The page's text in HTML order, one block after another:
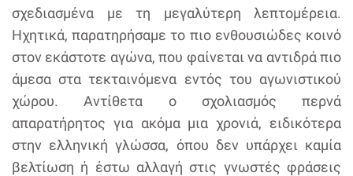
σχεδιασμένα με τη μεγαλύτερη λεπτομέρεια.
Ηχητικά, παρατηρήσαμε το πιο ενθουσιώδες κοινό
στον εκάστοτε αγώνα, που φαίνεται να αντιδρά πιο
άμεσα στα τεκταινόμενα εντός του αγωνιστικού
χώρου. Αντίθετα ο σχολιασμός περνά
απαρατήρητος για ακόμα μια χρονιά, ειδικότερα
στην ελληνική γλώσσα, όπου δεν υπάρχει καμία
βελτίωση ή έστω αλλαγή στις γνωστές φράσεις